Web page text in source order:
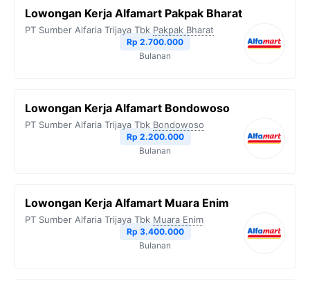
Lowongan Kerja Alfamart Pakpak Bharat
PT Sumber Alfaria Trijaya Tbk Pakpak Bharat
Rp 2.700.000
Bulanan
Lowongan Kerja Alfamart Bondowoso
PT Sumber Alfaria Trijaya Tbk Bondowoso
Rp 2.200.000
Bulanan
Lowongan Kerja Alfamart Muara Enim
PT Sumber Alfaria Trijaya Tbk Muara Enim
Rp 3.400.000
Bulanan